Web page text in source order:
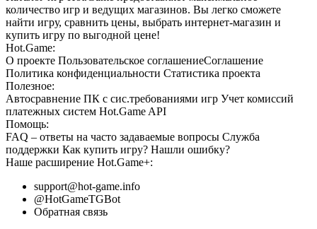
количество игр и ведущих магазинов. Вы легко сможете
найти игру, сравнить цены, выбрать интернет-магазин и
купить игру по выгодной цене!
Hot.Game:
О проекте Пользовательское соглашениеСоглашение
Политика конфиденциальности Статистика проекта
Полезное:
Автосравнение ПК с сис.требованиями игр Учет комиссий
платежных систем Hot.Game API
Помощь:
FAQ – ответы на часто задаваемые вопросы Служба
поддержки Как купить игру? Нашли ошибку?
Наше расширение Hot.Game+:
support@hot-game.info
@HotGameTGBot
Обратная связь